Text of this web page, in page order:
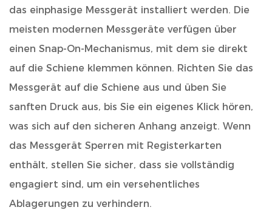
das einphasige Messgerät installiert werden. Die
meisten modernen Messgeräte verfügen über
einen Snap-On-Mechanismus, mit dem sie direkt
auf die Schiene klemmen können. Richten Sie das
Messgerät auf die Schiene aus und üben Sie
sanften Druck aus, bis Sie ein eigenes Klick hören,
was sich auf den sicheren Anhang anzeigt. Wenn
das Messgerät Sperren mit Registerkarten
enthält, stellen Sie sicher, dass sie vollständig
engagiert sind, um ein versehentliches
Ablagerungen zu verhindern.